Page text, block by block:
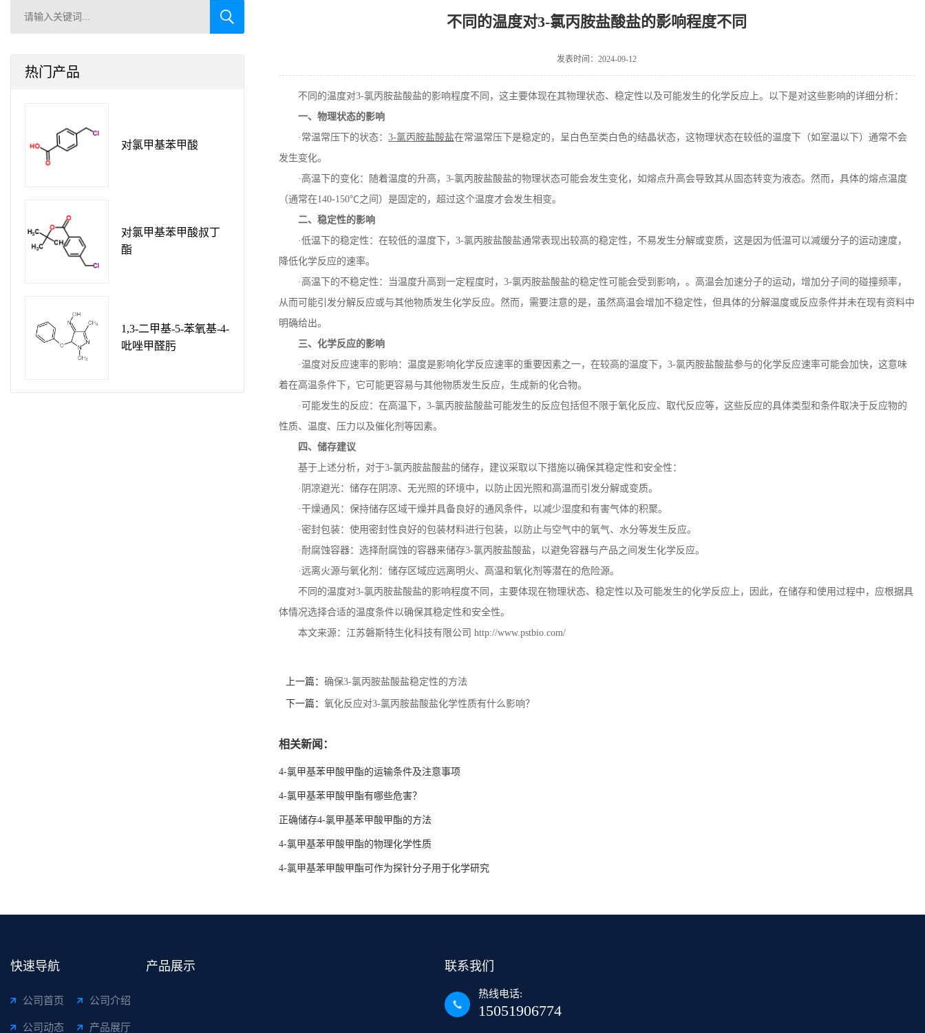
热门产品
对氯甲基苯甲酸
对氯甲基苯甲酸叔丁
酯
1,3-二甲基-5-苯氧基-4-
吡唑甲醛肟
不同的温度对3-氯丙胺盐酸盐的影响程度不同
发表时间：2024-09-12
不同的温度对3-氯丙胺盐酸盐的影响程度不同，这主要体现在其物理状态、稳定性以及可能发生的化学反应上。以下是对这些影响的详细分析：
一、物理状态的影响
·常温常压下的状态： 3-氯丙胺盐酸盐在常温常压下是稳定的，呈白色至类白色的结晶状态，这物理状态在较低的温度下（如室温以下）通常不会
发生变化。
·高温下的变化：随着温度的升高， 3-氯丙胺盐酸盐的物理状态可能会发生变化，如熔点升高会导致其从固态转变为液态。然而，具体的熔点温度
（通常在140-150℃之间）是固定的，超过这个温度才会发生相变。
二、稳定性的影响
·低温下的稳定性：在较低的温度下， 3-氯丙胺盐酸盐通常表现出较高的稳定性，不易发生分解或变质，这是因为低温可以减缓分子的运动速度，
降低化学反应的速率。
·高温下的不稳定性：当温度升高到一定程度时， 3-氯丙胺盐酸盐的稳定性可能会受到影响，。高温会加速分子的运动，增加分子间的碰撞频率，
从而可能引发分解反应或与其他物质发生化学反应。然而，需要注意的是，虽然高温会增加不稳定性，但具体的分解温度或反应条件并未在现有资料中
明确给出。
三、化学反应的影响
·温度对反应速率的影响：温度是影响化学反应速率的重要因素之一，在较高的温度下， 3-氯丙胺盐酸盐参与的化学反应速率可能会加快，这意味
着在高温条件下，它可能更容易与其他物质发生反应，生成新的化合物。
·可能发生的反应：在高温下， 3-氯丙胺盐酸盐可能发生的反应包括但不限于氧化反应、取代反应等，这些反应的具体类型和条件取决于反应物的
性质、温度、压力以及催化剂等因素。
四、储存建议
基于上述分析，对于3-氯丙胺盐酸盐的储存，建议采取以下措施以确保其稳定性和安全性：
·阴凉避光：储存在阴凉、无光照的环境中，以防止因光照和高温而引发分解或变质。
·干燥通风：保持储存区域干燥并具备良好的通风条件，以减少湿度和有害气体的积聚。
·密封包装：使用密封性良好的包装材料进行包装，以防止与空气中的氧气、水分等发生反应。
·耐腐蚀容器：选择耐腐蚀的容器来储存3-氯丙胺盐酸盐，以避免容器与产品之间发生化学反应。
·远离火源与氧化剂：储存区域应远离明火、高温和氧化剂等潜在的危险源。
不同的温度对3-氯丙胺盐酸盐的影响程度不同，主要体现在物理状态、稳定性以及可能发生的化学反应上，因此，在储存和使用过程中，应根据具
体情况选择合适的温度条件以确保其稳定性和安全性。
本文来源：江苏磐斯特生化科技有限公司 http://www.pstbio.com/
上一篇： 确保3-氯丙胺盐酸盐稳定性的方法
下一篇： 氧化反应对3-氯丙胺盐酸盐化学性质有什么影响？
相关新闻：
4-氯甲基苯甲酸甲酯的运输条件及注意事项
4-氯甲基苯甲酸甲酯有哪些危害？
正确储存4-氯甲基苯甲酸甲酯的方法
4-氯甲基苯甲酸甲酯的物理化学性质
4-氯甲基苯甲酸甲酯可作为探针分子用于化学研究
快速导航
公司首页 公司介绍
公司动态 产品展厅
产品展示 联系我们
热线电话:
15051906774